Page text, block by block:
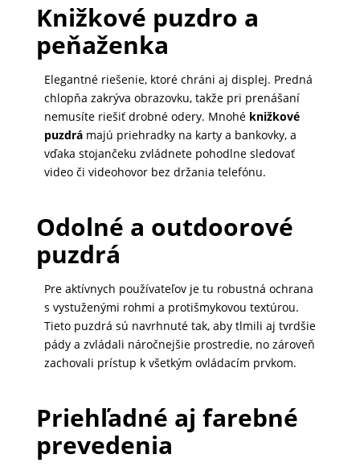
ZDRAVIE
DIELŇA
Knižkové puzdro a
peňaženka
Elegantné riešenie, ktoré chráni aj displej. Predná
chlopňa zakrýva obrazovku, takže pri prenášaní
nemusíte riešiť drobné odery. Mnohé knižkové
puzdrámajú priehradky na karty a bankovky, a
vďaka stojančeku zvládnete pohodlne sledovať
video či videohovor bez držania telefónu.
Odolné a outdoorové
puzdrá
Pre aktívnych používateľov je tu robustná ochrana
s vystuženými rohmi a protišmykovou textúrou.
Tieto puzdrá sú navrhnuté tak, aby tlmili aj tvrdšie
pády a zvládali náročnejšie prostredie, no zároveň
zachovali prístup k všetkým ovládacím prvkom.
Priehľadné aj farebné
prevedenia